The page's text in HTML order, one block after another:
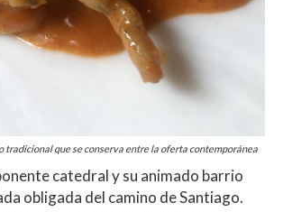
tradicional que se conserva entre la oferta contemporánea
catedral y su animado barrio
obligada del camino de Santiago.